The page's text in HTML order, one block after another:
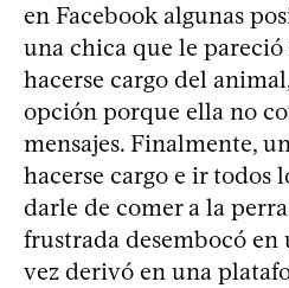
en Facebook algunas
una chica que le
hacerse cargo del
opción porque ella no
mensajes. Finalmente,
hacerse cargo e ir todos
darle de comer a la
frustrada desembocó en
vez derivó en una